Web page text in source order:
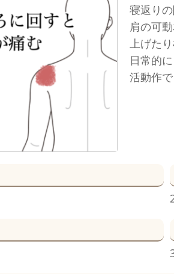
寝返り
肩の可
上げた
日常的
活動作